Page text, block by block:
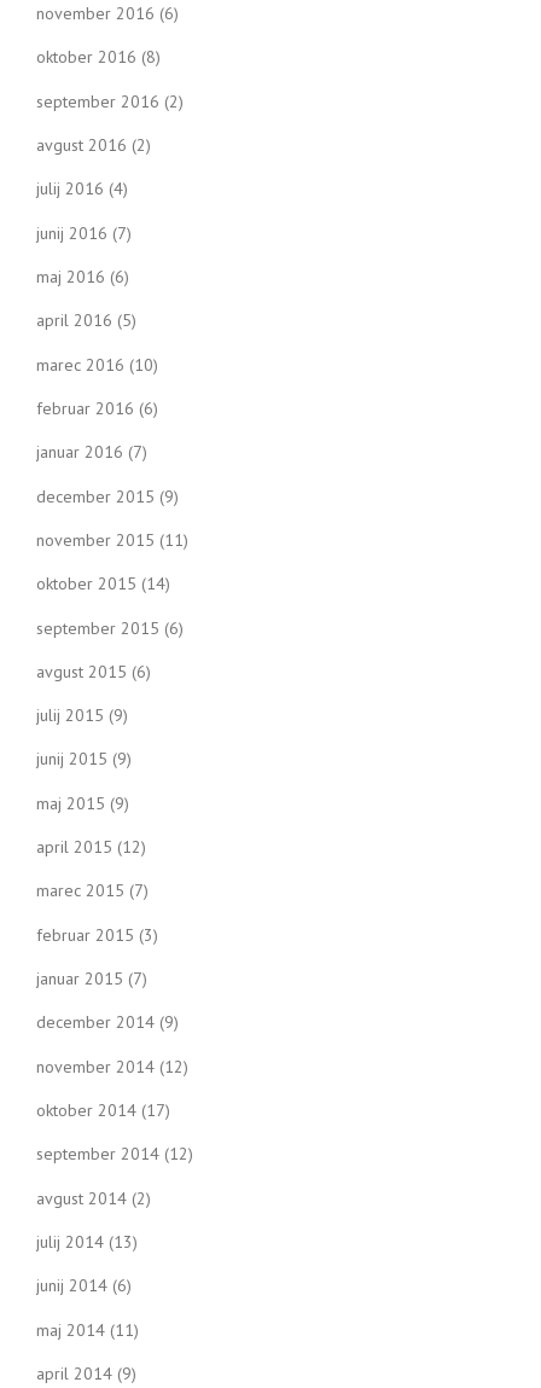
november 2016 (6)
oktober 2016 (8)
september 2016 (2)
avgust 2016 (2)
julij 2016 (4)
junij 2016 (7)
maj 2016 (6)
april 2016 (5)
marec 2016 (10)
februar 2016 (6)
januar 2016 (7)
december 2015 (9)
november 2015 (11)
oktober 2015 (14)
september 2015 (6)
avgust 2015 (6)
julij 2015 (9)
junij 2015 (9)
maj 2015 (9)
april 2015 (12)
marec 2015 (7)
februar 2015 (3)
januar 2015 (7)
december 2014 (9)
november 2014 (12)
oktober 2014 (17)
september 2014 (12)
avgust 2014 (2)
julij 2014 (13)
junij 2014 (6)
maj 2014 (11)
april 2014 (9)